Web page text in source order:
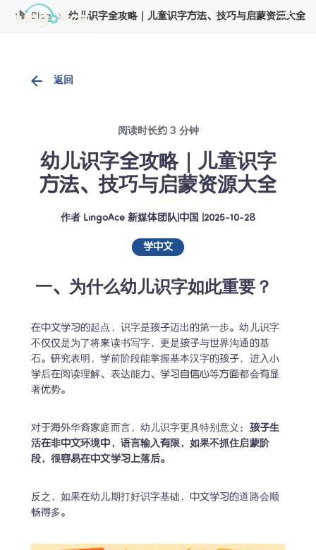
Blog 幼儿识字全攻略｜儿童识字方法、技巧与启蒙资源大全
返回
阅读时长约 3 分钟
幼儿识字全攻略｜儿童识字
方法、技巧与启蒙资源大全
作者 LingoAce 新媒体团队| 中国 2025-10-28
学中文
一、为什么幼儿识字如此重要？
在中文学习的起点，识字是孩子迈出的第一步。幼儿识字
不仅仅是为了将来读书写字，更是孩子与世界沟通的基
石。研究表明，学前阶段能掌握基本汉字的孩子，进入小
学后在阅读理解、表达能力、学习自信心等方面都会有显
著优势。
对于海外华裔家庭而言，幼儿识字更具特别意义： 孩子生
活在非中文环境中，语言输入有限，如果不抓住启蒙阶
段，很容易在中文学习上落后。
反之，如果在幼儿期打好识字基础，中文学习的道路会顺
畅得多。
Cookie管理